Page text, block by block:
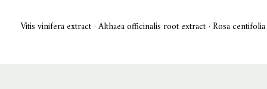
Vitis vinifera extract · Althaea officinalis root extract · Rosa